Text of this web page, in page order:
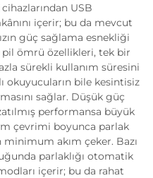
USB
içerir; bu da mevcut
güç sağlama esnekliği
pil ömrü özellikleri, tek bir
sürekli kullanım süresini
okuyucuların bile kesintisiz
sağlar. Düşük güç
performansa büyük
çevrimi boyunca parlak
akım çeker. Bazı
parlaklığı otomatik
içerir; bu da rahat